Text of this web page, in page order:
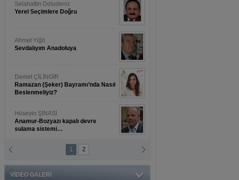
Selahattin Doludeniz
Yerel Seçimlere Doğru
Ahmet Yiğit
Sevdalıyım Anadoluya
Demet ÇİLİNGİR
Ramazan (Şeker) Bayramı’nda Nasıl
Beslenmeliyiz?
Hüseyin ŞİNASİ
Anamur-Bozyazı kapalı devre
sulama sistemi…
Bünyesinde Bahar Şöleni
1 2
VİDEO GALERİ